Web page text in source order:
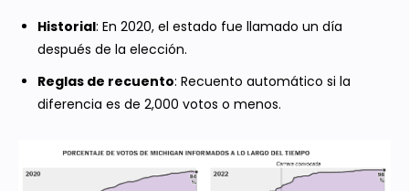
Historial: En 2020, el estado fue llamado un día
después de la elección.
Reglas de recuento: Recuento automático si la
diferencia es de 2,000 votos o menos.